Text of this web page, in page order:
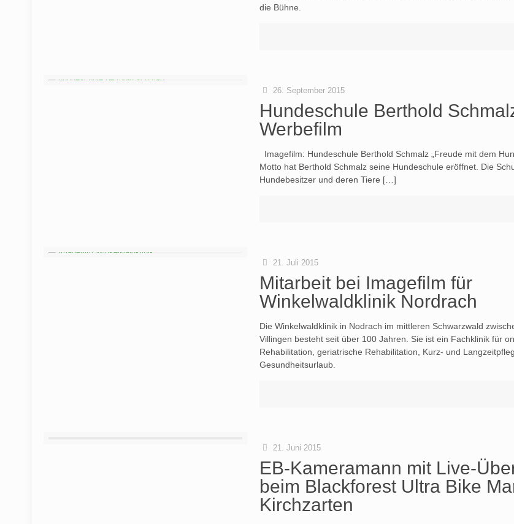
die Bühne.
26. September 2015
Hundeschule Berthold
Werbefilm
Imagefilm: Hundeschule Berthold Schmalz „Freude mit dem
Motto hat Berthold Schmalz seine Hundeschule eröffnet. Die
Hundebesitzer und deren Tiere […]
21. Juli 2015
Mitarbeit bei Imagefilm für
Winkelwaldklinik Nordrach
Die Winkelwaldklinik in Nodrach im mittleren Schwarzwald
Villingen besteht seit über 100 Jahren. Sie ist ein Fachklinik für
Rehabilitation, geriatrische Rehabilitation, Kurz- und
Gesundheitsurlaub.
21. Juni 2015
EB-Kameramann mit Live-
beim Blackforest Ultra Bike
Kirchzarten